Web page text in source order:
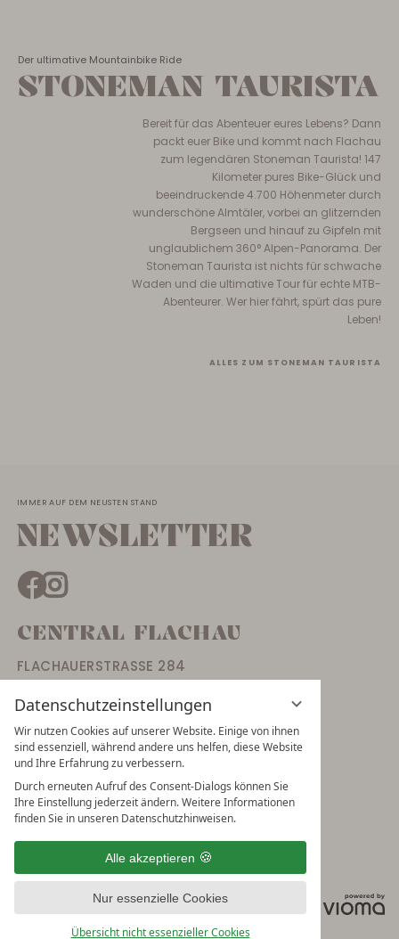
Datenschutzeinstellungen
Wir nutzen Cookies auf unserer Website. Einige von ihnen
sind essenziell, während andere uns helfen, diese Website
und Ihre Erfahrung zu verbessern.
Durch erneuten Aufruf des Consent-Dialogs können Sie
Ihre Einstellung jederzeit ändern. Weitere Informationen
finden Sie in unseren Datenschutzhinweisen.
Alle akzeptieren
Nur essenzielle Cookies
Übersicht nicht essenzieller Cookies
Der ultimative Mountainbike Ride
STONEMAN TAURISTA
Bereit für das Abenteuer eures Lebens? Dann
packt euer Bike und kommt nach Flachau
zum legendären Stoneman Taurista! 147
Kilometer pures Bike-Glück und
beeindruckende 4.700 Höhenmeter durch
wunderschöne Almtäler, vorbei an glitzernden
Bergseen und hinauf zu Gipfeln mit
unglaublichem 360° Alpen-Panorama. Der
Stoneman Taurista ist nichts für schwache
Waden und die ultimative Tour für echte MTB-
Abenteurer. Wer hier fährt, spürt das pure
Leben!
ALLES ZUM STONEMAN TAURISTA
IMMER AUF DEM NEUSTEN STAND
NEWSLETTER
CENTRAL FLACHAU
FLACHAUERSTRASSE 284
ÖSTERREICH
+43 6457 33540
GUTSCHEINE
JOBS
KONTAKT & ANREISE
DATENSCHUTZ
DATENSCHUTZEINSTELLUNGEN